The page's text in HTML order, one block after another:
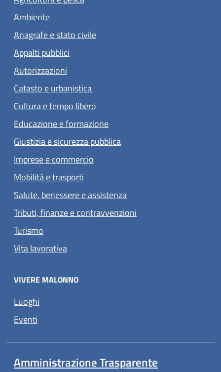
Ambiente
Anagrafe e stato civile
Appalti pubblici
Autorizzazioni
Catasto e urbanistica
Cultura e tempo libero
Educazione e formazione
Giustizia e sicurezza pubblica
Imprese e commercio
Mobilità e trasporti
Salute, benessere e assistenza
Tributi, finanze e contravvenzioni
Turismo
Vita lavorativa
VIVERE MALONNO
Luoghi
Eventi
Amministrazione Trasparente